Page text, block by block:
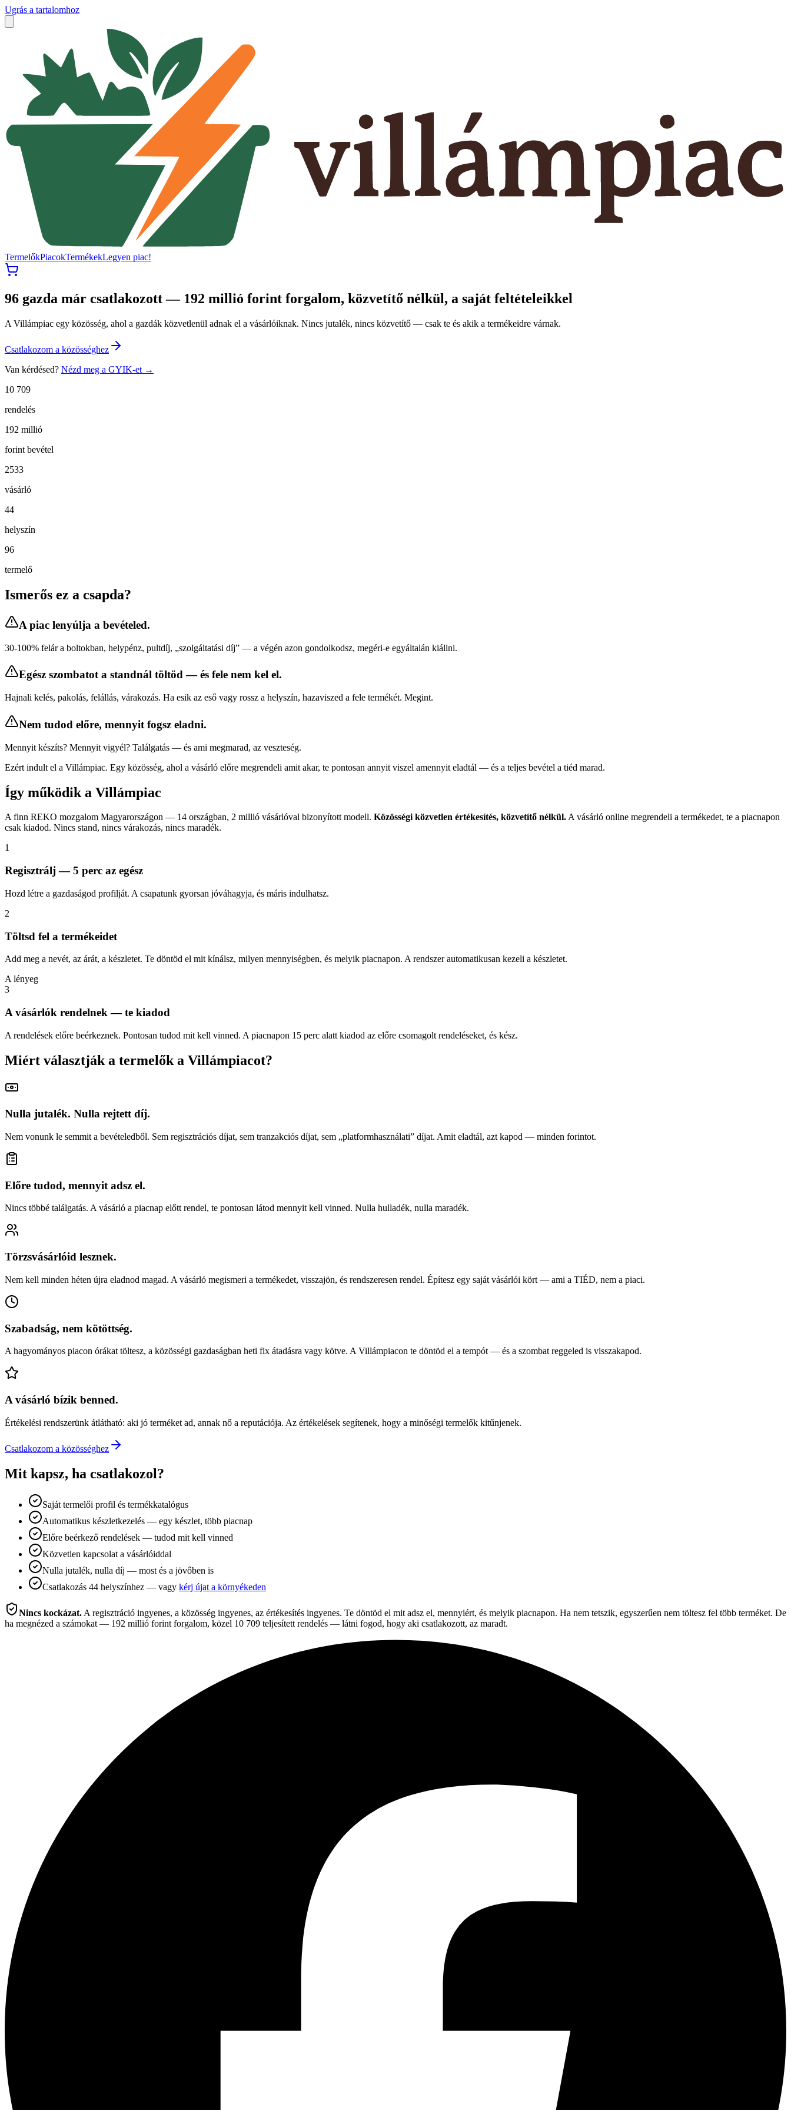
Ugrás a tartalomhoz
TermelőkPiacokTermékekLegyen piac!
96 gazda már csatlakozott — 192 millió forint forgalom, közvetítő nélkül, a saját feltételeikkel
A Villámpiac egy közösség, ahol a gazdák közvetlenül adnak el a vásárlóiknak. Nincs jutalék, nincs közvetítő — csak te és akik a termékeidre várnak.
Csatlakozom a közösséghez
Van kérdésed? Nézd meg a GYIK-et →
10 709
rendelés
192 millió
forint bevétel
2533
vásárló
44
helyszín
96
termelő
Ismerős ez a csapda?
A piac lenyúlja a bevételed.
30-100% felár a boltokban, helypénz, pultdíj, „szolgáltatási díj” — a végén azon gondolkodsz, megéri-e egyáltalán kiállni.
Egész szombatot a standnál töltöd — és fele nem kel el.
Hajnali kelés, pakolás, felállás, várakozás. Ha esik az eső vagy rossz a helyszín, hazaviszed a fele termékét. Megint.
Nem tudod előre, mennyit fogsz eladni.
Mennyit készíts? Mennyit vigyél? Találgatás — és ami megmarad, az veszteség.
Ezért indult el a Villámpiac. Egy közösség, ahol a vásárló előre megrendeli amit akar, te pontosan annyit viszel amennyit eladtál — és a teljes bevétel a tiéd marad.
Így működik a Villámpiac
A finn REKO mozgalom Magyarországon — 14 országban, 2 millió vásárlóval bizonyított modell. Közösségi közvetlen értékesítés, közvetítő nélkül.A vásárló online megrendeli a termékedet, te a piacnapon
csak kiadod. Nincs stand, nincs várakozás, nincs maradék.
1
Regisztrálj — 5 perc az egész
Hozd létre a gazdaságod profilját. A csapatunk gyorsan jóváhagyja, és máris indulhatsz.
2
Töltsd fel a termékeidet
Add meg a nevét, az árát, a készletet. Te döntöd el mit kínálsz, milyen mennyiségben, és melyik piacnapon. A rendszer automatikusan kezeli a készletet.
A lényeg
3
A vásárlók rendelnek — te kiadod
A rendelések előre beérkeznek. Pontosan tudod mit kell vinned. A piacnapon 15 perc alatt kiadod az előre csomagolt rendeléseket, és kész.
Miért választják a termelők a Villámpiacot?
Nulla jutalék. Nulla rejtett díj.
Nem vonunk le semmit a bevételedből. Sem regisztrációs díjat, sem tranzakciós díjat, sem „platformhasználati” díjat. Amit eladtál, azt kapod — minden forintot.
Előre tudod, mennyit adsz el.
Nincs többé találgatás. A vásárló a piacnap előtt rendel, te pontosan látod mennyit kell vinned. Nulla hulladék, nulla maradék.
Törzsvásárlóid lesznek.
Nem kell minden héten újra eladnod magad. A vásárló megismeri a termékedet, visszajön, és rendszeresen rendel. Építesz egy saját vásárlói kört — ami a TIÉD, nem a piaci.
Szabadság, nem kötöttség.
A hagyományos piacon órákat töltesz, a közösségi gazdaságban heti fix átadásra vagy kötve. A Villámpiacon te döntöd el a tempót — és a szombat reggeled is visszakapod.
A vásárló bízik benned.
Értékelési rendszerünk átlátható: aki jó terméket ad, annak nő a reputációja. Az értékelések segítenek, hogy a minőségi termelők kitűnjenek.
Csatlakozom a közösséghez
Mit kapsz, ha csatlakozol?
Saját termelői profil és termékkatalógus
Automatikus készletkezelés — egy készlet, több piacnap
Előre beérkező rendelések — tudod mit kell vinned
Közvetlen kapcsolat a vásárlóiddal
Nulla jutalék, nulla díj — most és a jövőben is
Csatlakozás 44 helyszínhez — vagy kérj újat a környékeden
Nincs kockázat. A regisztráció ingyenes, a közösség ingyenes, az értékesítés ingyenes. Te döntöd el mit adsz el, mennyiért, és melyik piacnapon. Ha nem tetszik, egyszerűen nem töltesz fel több terméket. De
ha megnézed a számokat — 192 millió forint forgalom, közel 10 709 teljesített rendelés — látni fogod, hogy aki csatlakozott, az maradt.